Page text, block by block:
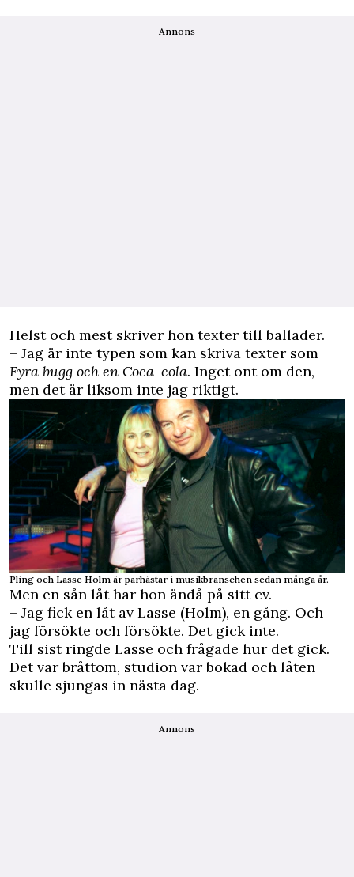
Annons
Helst och mest skriver hon texter till ballader.
– Jag är inte typen som kan skriva texter som
Fyra bugg och en Coca-cola. Inget ont om den,
men det är liksom inte jag riktigt.
Pling och Lasse Holm är parhästar i musikbranschen sedan många år.
Men en sån låt har hon ändå på sitt cv.
– Jag fick en låt av Lasse (Holm), en gång. Och
jag försökte och försökte. Det gick inte.
Till sist ringde Lasse och frågade hur det gick.
Det var bråttom, studion var bokad och låten
skulle sjungas in nästa dag.
Annons